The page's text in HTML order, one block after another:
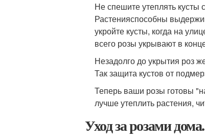
Не спешите утеплять
Растенияспособны
укройте кусты, когда на
всего розы укрывают в
Незадолго до укрытия роз
Так защита кустов от
Теперь ваши розы готовы
лучше утеплить растения,
Уход за розами